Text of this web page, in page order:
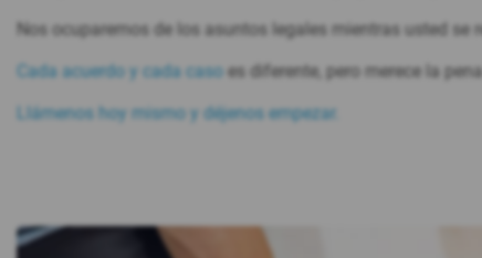
Nos ocuparemos de los asuntos legales mientras usted se
Cada acuerdo y cada caso es diferente, pero merece la
Llámenos hoy mismo y déjenos empezar.